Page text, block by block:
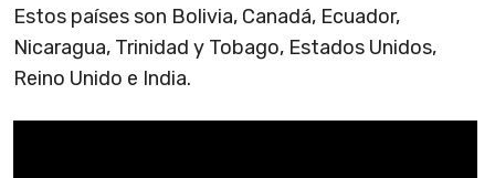
Estos países son Bolivia, Canadá, Ecuador,
Nicaragua, Trinidad y Tobago, Estados Unidos,
Reino Unido e India.